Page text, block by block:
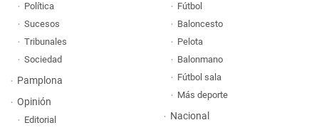
Política
Sucesos
Tribunales
Sociedad
Pamplona
Opinión
Editorial
Fútbol
Baloncesto
Pelota
Balonmano
Fútbol sala
Más deporte
Nacional